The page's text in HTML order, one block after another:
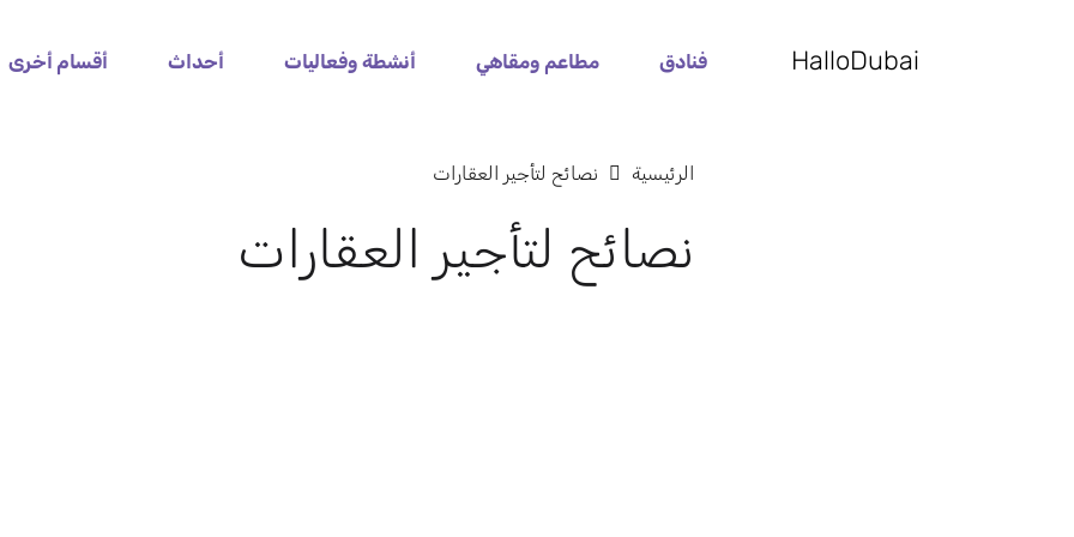
HalloDubai فنادق مطاعم ومقاهي أنشطة وفعاليات أحداث أقسام أخرى
الرئيسية نصائح لتأجير العقارات
نصائح لتأجير العقارات